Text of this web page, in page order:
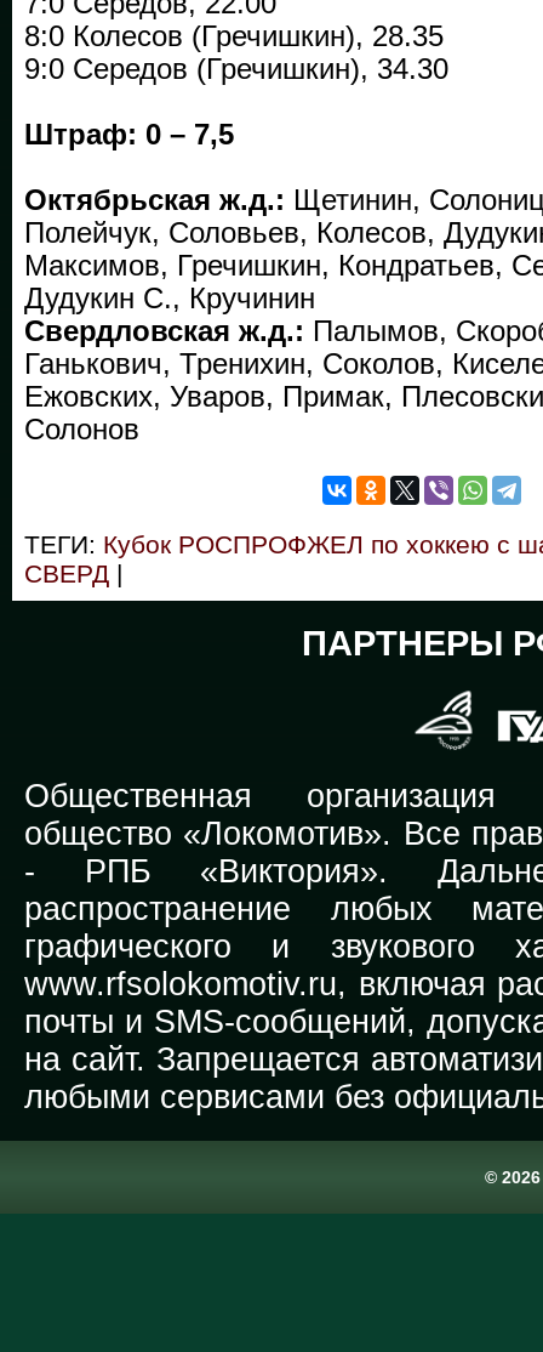
8:0 Колесов (Гречишкин), 28.35
9:0 Середов (Гречишкин), 34.30
Штраф: 0 – 7,5
Октябрьская ж.д.: Щетинин,
Полейчук, Соловьев, Колесов,
Максимов, Гречишкин, Кондратьев,
Дудукин С., Кручинин
Свердловская ж.д.: Палымов,
Ганькович, Тренихин, Соколов,
Ежовских, Уваров, Примак,
Солонов
ТЕГИ: Кубок РОСПРОФЖЕЛ по хоккею с
СВЕРД |
ПАРТНЕРЫ
Общественная организация
общество «Локомотив». Все
- РПБ «Виктория».
распространение любых
графического и звукового
www.rfsolokomotiv.ru, включая
почты и SMS-сообщений,
на сайт. Запрещается
любыми сервисами без
©